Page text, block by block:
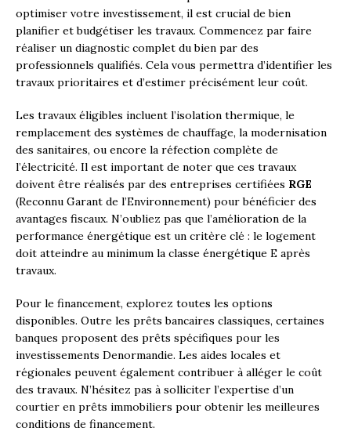
optimiser votre investissement, il est crucial de bien
planifier et budgétiser les travaux. Commencez par faire
réaliser un diagnostic complet du bien par des
professionnels qualifiés. Cela vous permettra d’identifier les
travaux prioritaires et d’estimer précisément leur coût.
Les travaux éligibles incluent l’isolation thermique, le
remplacement des systèmes de chauffage, la modernisation
des sanitaires, ou encore la réfection complète de
l’électricité. Il est important de noter que ces travaux
doivent être réalisés par des entreprises certifiées RGE
(Reconnu Garant de l’Environnement) pour bénéficier des
avantages fiscaux. N’oubliez pas que l’amélioration de la
performance énergétique est un critère clé : le logement
doit atteindre au minimum la classe énergétique E après
travaux.
Pour le financement, explorez toutes les options
disponibles. Outre les prêts bancaires classiques, certaines
banques proposent des prêts spécifiques pour les
investissements Denormandie. Les aides locales et
régionales peuvent également contribuer à alléger le coût
des travaux. N’hésitez pas à solliciter l’expertise d’un
courtier en prêts immobiliers pour obtenir les meilleures
conditions de financement.